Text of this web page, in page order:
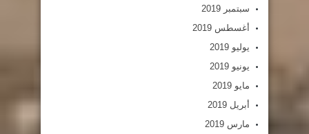
سبتمبر 2019
أغسطس 2019
يوليو 2019
يونيو 2019
مايو 2019
أبريل 2019
مارس 2019